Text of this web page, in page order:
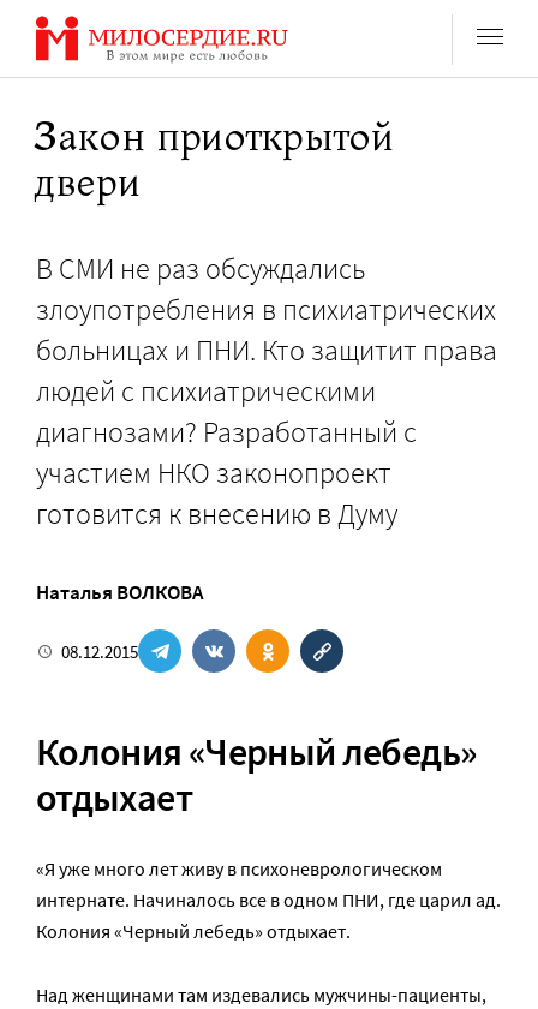
Перейти
содержанию
Закон приоткрытой
двери
В СМИ не раз обсуждались
злоупотребления в психиатрических
больницах и ПНИ. Кто защитит права
людей с психиатрическими
диагнозами? Разработанный с
участием НКО законопроект
готовится к внесению в Думу
Наталья ВОЛКОВА
08.12.2015
Колония «Черный лебедь»
отдыхает
«Я уже много лет живу в психоневрологическом
интернате. Начиналось все в одном ПНИ, где царил ад.
Колония «Черный лебедь» отдыхает.
Над женщинами там издевались мужчины-пациенты,